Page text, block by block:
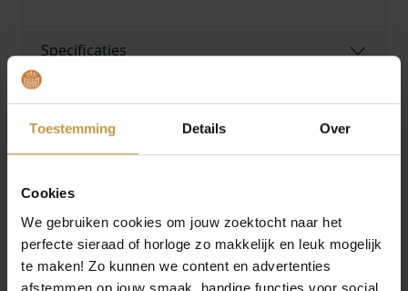
Toestemming Details Over
Cookies
We gebruiken cookies om jouw zoektocht naar het
perfecte sieraad of horloge zo makkelijk en leuk mogelijk
te maken! Zo kunnen we content en advertenties
afstemmen op jouw smaak, handige functies voor social
Specificaties
Over Zinzi Sieraden
MEER VAN ZINZI SIERADEN